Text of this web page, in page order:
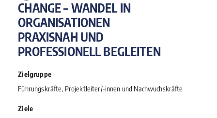
CHANGE – WANDEL IN
ORGANISATIONEN
PRAXISNAH UND
PROFESSIONELL BEGLEITEN
Zielgruppe
Führungskräfte, Projektleiter/-innen und Nachwuchskräfte
Ziele